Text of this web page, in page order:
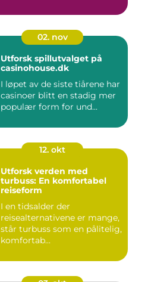
02. nov
Utforsk spillutvalget på
casinohouse.dk
I løpet av de siste tiårene har
casinoer blitt en stadig mer
populær form for und...
12. okt
Utforsk verden med
turbuss: En komfortabel
reiseform
I en tidsalder der
reisealternativene er mange,
står turbuss som en pålitelig,
komfortab...